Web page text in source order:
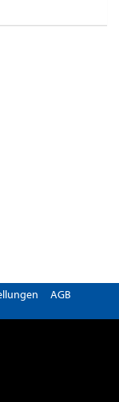
AGB